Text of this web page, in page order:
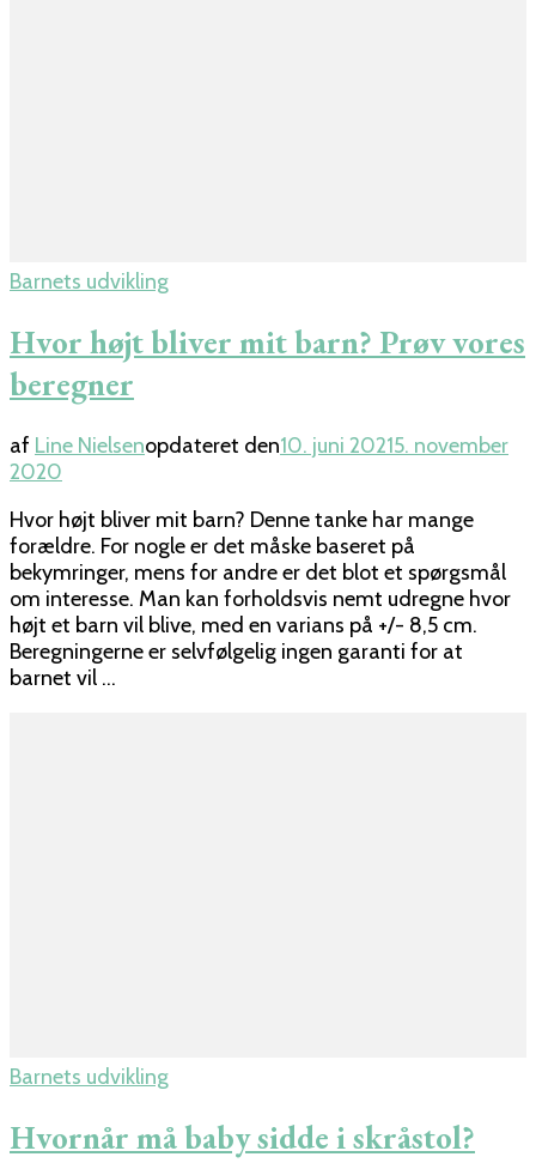
Barnets udvikling
Hvor højt bliver mit barn? Prøv vores
beregner
af Line Nielsenopdateret den10. juni 20215. november
2020
Hvor højt bliver mit barn? Denne tanke har mange
forældre. For nogle er det måske baseret på
bekymringer, mens for andre er det blot et spørgsmål
om interesse. Man kan forholdsvis nemt udregne hvor
højt et barn vil blive, med en varians på +/- 8,5 cm.
Beregningerne er selvfølgelig ingen garanti for at
barnet vil …
Barnets udvikling
Hvornår må baby sidde i skråstol?